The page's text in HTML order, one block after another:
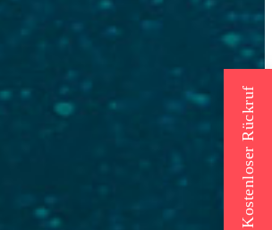
Kostenloser Rückruf